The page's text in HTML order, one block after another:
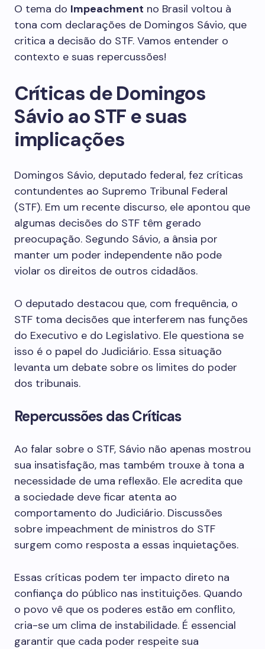
O tema do Impeachment no Brasil voltou à
tona com declarações de Domingos Sávio, que
critica a decisão do STF. Vamos entender o
contexto e suas repercussões!
Críticas de Domingos
Sávio ao STF e suas
implicações
Domingos Sávio, deputado federal, fez críticas
contundentes ao Supremo Tribunal Federal
(STF). Em um recente discurso, ele apontou que
algumas decisões do STF têm gerado
preocupação. Segundo Sávio, a ânsia por
manter um poder independente não pode
violar os direitos de outros cidadãos.
O deputado destacou que, com frequência, o
STF toma decisões que interferem nas funções
do Executivo e do Legislativo. Ele questiona se
isso é o papel do Judiciário. Essa situação
levanta um debate sobre os limites do poder
dos tribunais.
Repercussões das Críticas
Ao falar sobre o STF, Sávio não apenas mostrou
sua insatisfação, mas também trouxe à tona a
necessidade de uma reflexão. Ele acredita que
a sociedade deve ficar atenta ao
comportamento do Judiciário. Discussões
sobre impeachment de ministros do STF
surgem como resposta a essas inquietações.
Essas críticas podem ter impacto direto na
confiança do público nas instituições. Quando
o povo vê que os poderes estão em conflito,
cria-se um clima de instabilidade. É essencial
garantir que cada poder respeite sua